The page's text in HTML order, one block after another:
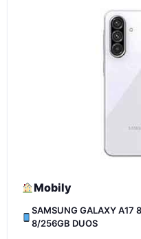
Mobily
SAMSUNG GALAXY A17
8/256GB DUOS